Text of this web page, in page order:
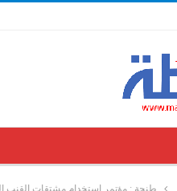
طنجة : مؤتمر استخدام مشتقات القنب